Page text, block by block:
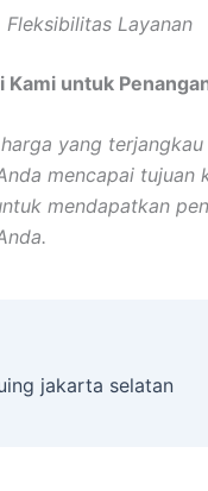
Fleksibilitas Layanan
Kami untuk
yang
mencapai tujuan
mendapatkan
jakarta selatan